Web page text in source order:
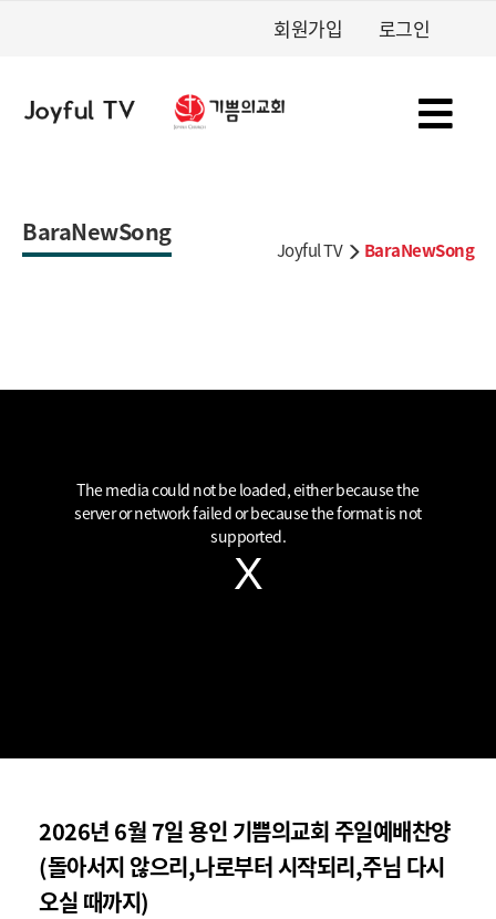
회원가입 로그인
BaraNewSong
Joyful TV BaraNewSong
The media could not be loaded, either because the
server or network failed or because the format is not
supported.
2026년 6월 7일 용인 기쁨의교회 주일예배찬양
(돌아서지 않으리,나로부터 시작되리,주님 다시
오실 때까지)